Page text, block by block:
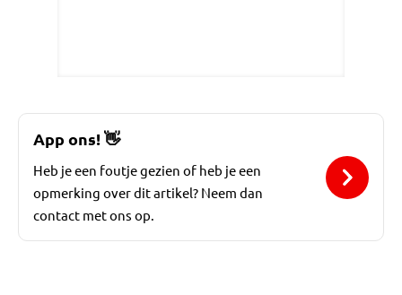
App ons!👋
Heb je een foutje gezien of heb je een
opmerking over dit artikel? Neem dan
contact met ons op.